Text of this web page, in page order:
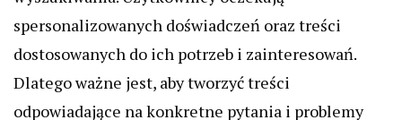
spersonalizowanych doświadczeń oraz treści
dostosowanych do ich potrzeb i zainteresowań.
Dlatego ważne jest, aby tworzyć treści
odpowiadające na konkretne pytania i problemy